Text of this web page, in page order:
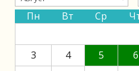
Пн Вт Ср
3
4 5 6